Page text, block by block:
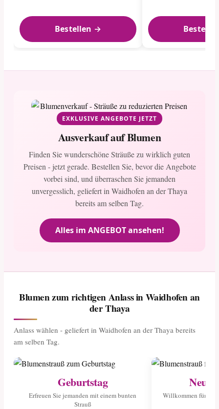
Bestellen →
EXKLUSIVE ANGEBOTE JETZT
Ausverkauf auf Blumen
Finden Sie wunderschöne Sträuße zu wirklich guten
Preisen - jetzt gerade. Bestellen Sie, bevor die Angebote
vorbei sind, und überraschen Sie jemanden
unvergesslich, geliefert in Waidhofen an der Thaya
bereits am selben Tag.
Alles im ANGEBOT ansehen!
Blumen zum richtigen Anlass in Waidhofen an
der Thaya
Anlass wählen - geliefert in Waidhofen an der Thaya bereits
am selben Tag.
Geburtstag
Erfreuen Sie jemanden mit einem bunten
Strauß
Willkommen für